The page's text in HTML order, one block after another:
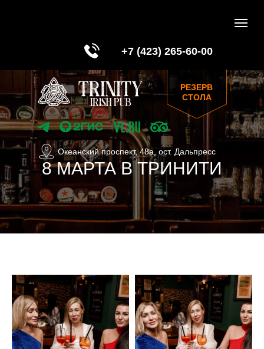
Океанский проспект, 48а, ост. Дальпресс
+7 (423) 265-60-00
РЕЗЕРВ
СТОЛА
8 МАРТА В ТРИНИТИ